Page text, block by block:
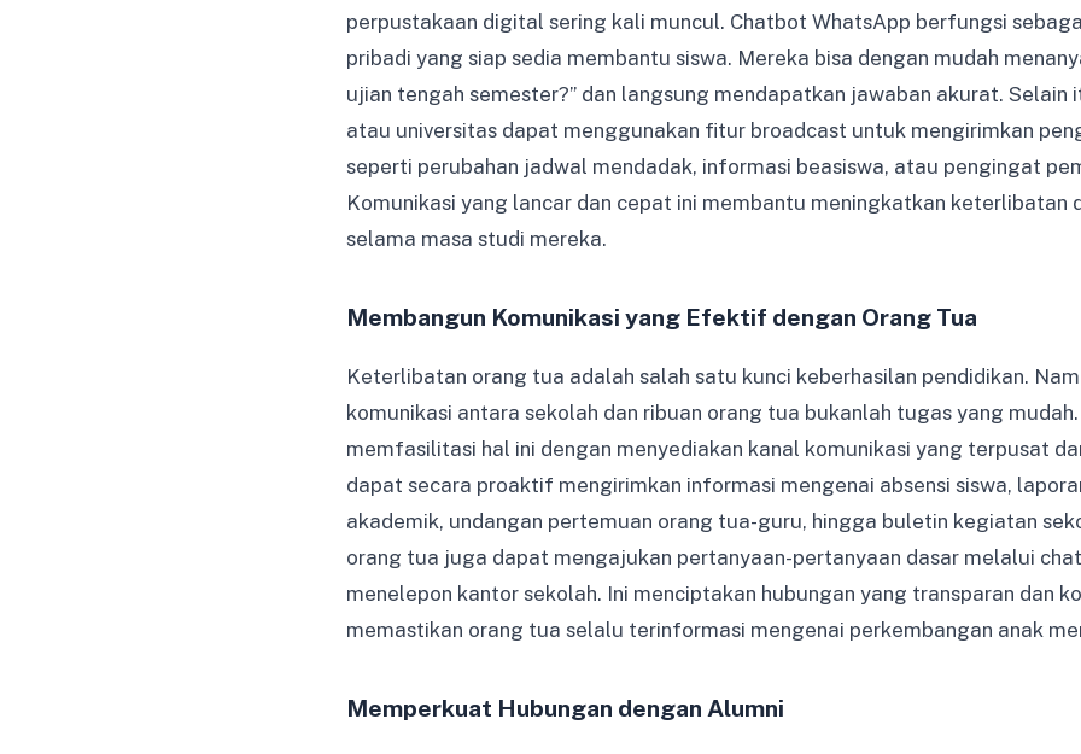
perpustakaan digital sering kali muncul. Chatbot WhatsApp berfungsi
pribadi yang siap sedia membantu siswa. Mereka bisa dengan mudah
ujian tengah semester?” dan langsung mendapatkan jawaban akurat. Selain
atau universitas dapat menggunakan fitur broadcast untuk mengirimkan
seperti perubahan jadwal mendadak, informasi beasiswa, atau pengingat
Komunikasi yang lancar dan cepat ini membantu meningkatkan keterlibatan
selama masa studi mereka.
Membangun Komunikasi yang Efektif dengan Orang Tua
Keterlibatan orang tua adalah salah satu kunci keberhasilan pendidikan.
komunikasi antara sekolah dan ribuan orang tua bukanlah tugas yang
memfasilitasi hal ini dengan menyediakan kanal komunikasi yang terpusat
dapat secara proaktif mengirimkan informasi mengenai absensi siswa,
akademik, undangan pertemuan orang tua-guru, hingga buletin kegiatan
orang tua juga dapat mengajukan pertanyaan-pertanyaan dasar melalui
menelepon kantor sekolah. Ini menciptakan hubungan yang transparan dan
memastikan orang tua selalu terinformasi mengenai perkembangan anak
Memperkuat Hubungan dengan Alumni